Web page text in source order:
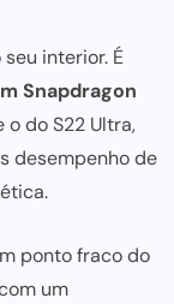
interior. É
Snapdragon
do S22 Ultra,
desempenho de
ponto fraco do
um